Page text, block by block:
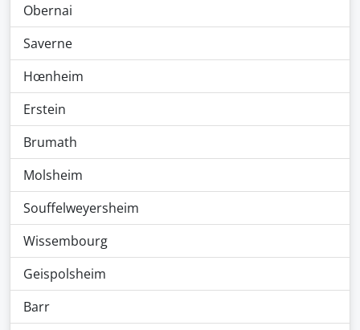
Obernai
Saverne
Hœnheim
Erstein
Brumath
Molsheim
Souffelweyersheim
Wissembourg
Geispolsheim
Barr